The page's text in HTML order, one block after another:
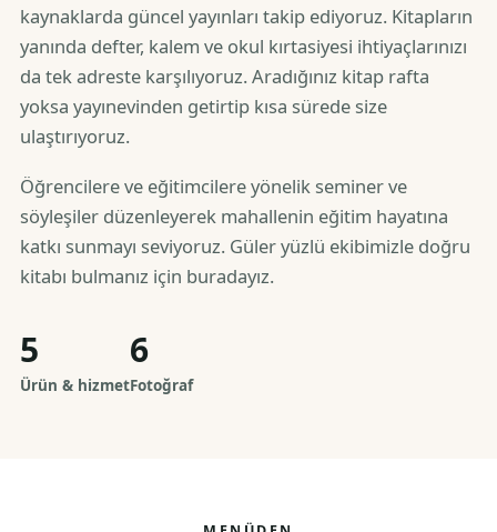
kaynaklarda güncel yayınları takip ediyoruz. Kitapların
yanında defter, kalem ve okul kırtasiyesi ihtiyaçlarınızı
da tek adreste karşılıyoruz. Aradığınız kitap rafta
yoksa yayınevinden getirtip kısa sürede size
ulaştırıyoruz.
Öğrencilere ve eğitimcilere yönelik seminer ve
söyleşiler düzenleyerek mahallenin eğitim hayatına
katkı sunmayı seviyoruz. Güler yüzlü ekibimizle doğru
kitabı bulmanız için buradayız.
5
Ürün & hizmet
6
Fotoğraf